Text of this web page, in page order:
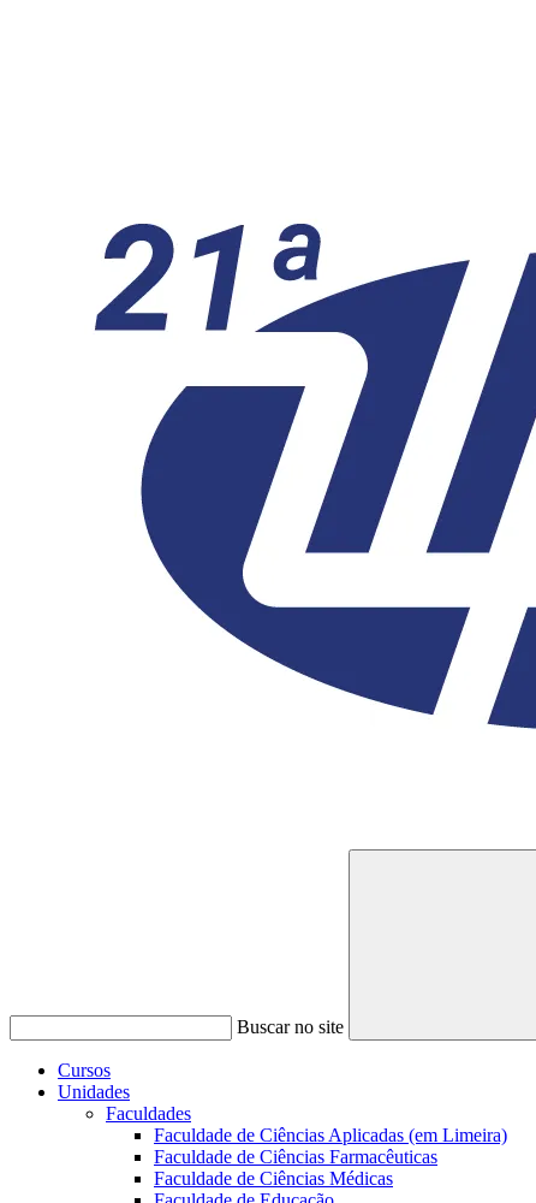
Buscar no site
Cursos
Unidades
Faculdades
Faculdade de Ciências Aplicadas (em Limeira)
Faculdade de Ciências Farmacêuticas
Faculdade de Ciências Médicas